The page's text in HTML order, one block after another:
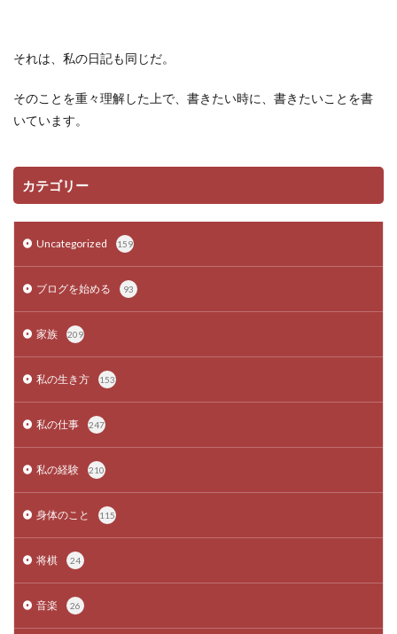
それは、私の日記も同じだ。
そのことを重々理解した上で、書きたい時に、書きたいことを書
いています。
カテゴリー
Uncategorized 159
ブログを始める 93
家族 209
私の生き方 153
私の仕事 247
私の経験 210
身体のこと 115
将棋 24
音楽 26